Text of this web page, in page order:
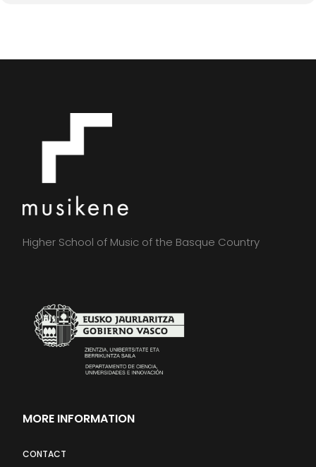
Higher School of Music of the Basque Country
MORE INFORMATION
CONTACT